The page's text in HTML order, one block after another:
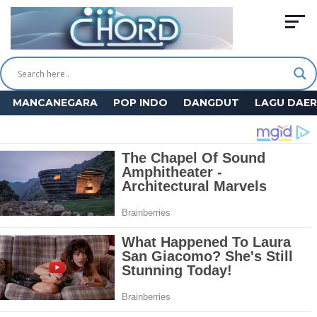
MANCANEGARA POP INDO DANGDUT LAGU